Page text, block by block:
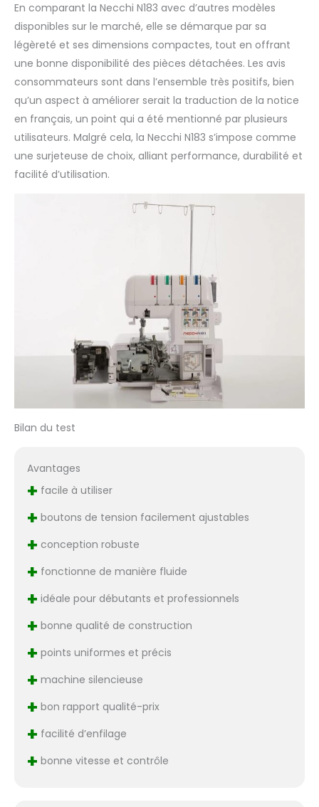
En comparant la Necchi N183 avec d’autres modèles
disponibles sur le marché, elle se démarque par sa
légèreté et ses dimensions compactes, tout en offrant
une bonne disponibilité des pièces détachées. Les avis
consommateurs sont dans l’ensemble très positifs, bien
qu’un aspect à améliorer serait la traduction de la notice
en français, un point qui a été mentionné par plusieurs
utilisateurs. Malgré cela, la Necchi N183 s’impose comme
une surjeteuse de choix, alliant performance, durabilité et
facilité d’utilisation.
Bilan du test
Avantages
+ facile à utiliser
+ boutons de tension facilement ajustables
+ conception robuste
+ fonctionne de manière fluide
+ idéale pour débutants et professionnels
+ bonne qualité de construction
+ points uniformes et précis
+ machine silencieuse
+ bon rapport qualité-prix
+ facilité d’enfilage
+ bonne vitesse et contrôle